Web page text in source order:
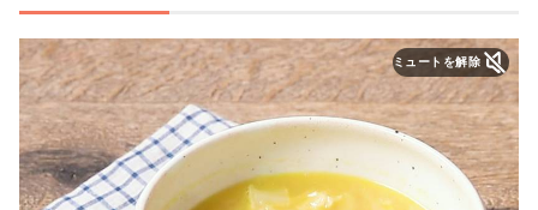
ミュートを解除